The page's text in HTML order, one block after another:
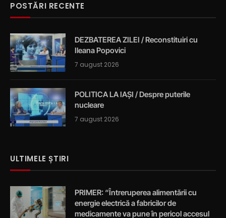
POSTĂRI RECENTE
DEZBATEREA ZILEI / Reconstituiri cu
Ileana Popovici
7 august 2026
POLITICA LA IAȘI / Despre puterile
nucleare
7 august 2026
ULTIMELE ȘTIRI
PRIMER: “Întreruperea alimentării cu
energie electrică a fabricilor de
medicamente va pune în pericol accesul